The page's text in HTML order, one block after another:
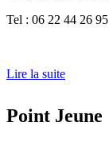
Tel : 06 22 44 26 95
Lire la suite
Point Jeune